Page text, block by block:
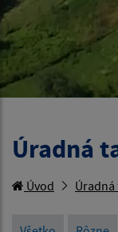
Úradná
Úvod